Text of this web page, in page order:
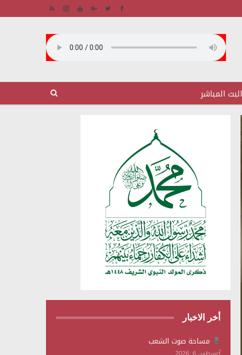
البث المباشر
أخر الاخبار
مساحة صوت الشعب